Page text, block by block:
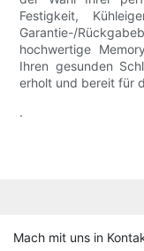
Festigkeit,
Garantie-/
hochwertige
Ihren gesunden
erholt und bereit für
.
Mach mit uns in